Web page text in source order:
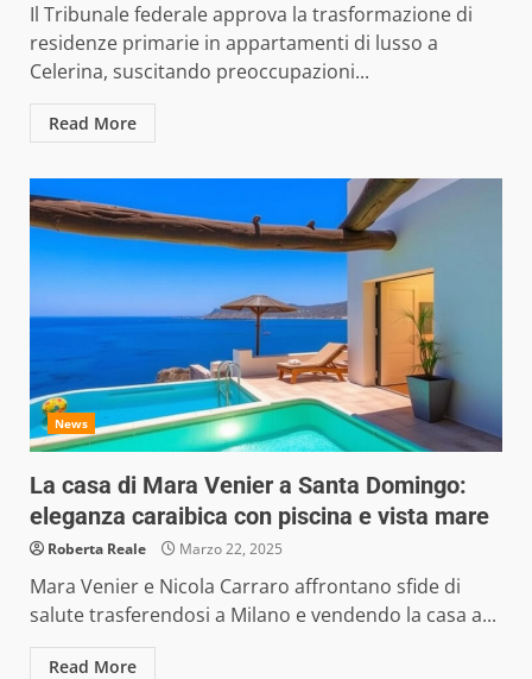
Il Tribunale federale approva la trasformazione di
residenze primarie in appartamenti di lusso a
Celerina, suscitando preoccupazioni...
Read More
News
La casa di Mara Venier a Santa Domingo:
eleganza caraibica con piscina e vista mare
Roberta Reale Marzo 22, 2025
Mara Venier e Nicola Carraro affrontano sfide di
salute trasferendosi a Milano e vendendo la casa a...
Read More